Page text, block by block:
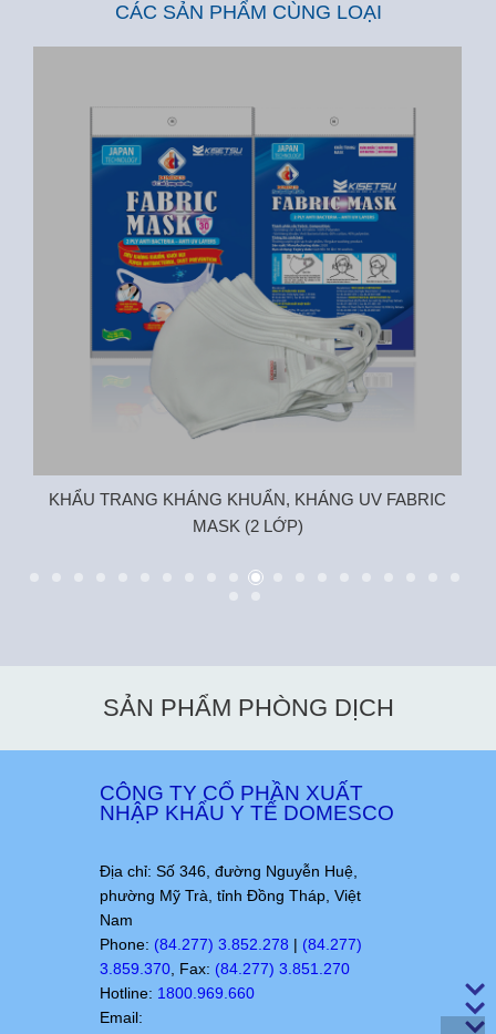
CÁC SẢN PHẨM CÙNG LOẠI
KHẨU TRANG KHÁNG KHUẨN, KHÁNG UV FABRIC
MASK (2 LỚP)
SẢN PHẨM PHÒNG DỊCH
CÔNG TY CỔ PHẦN XUẤT
NHẬP KHẨU Y TẾ DOMESCO
Địa chỉ: Số 346, đường Nguyễn Huệ,
phường Mỹ Trà, tỉnh Đồng Tháp, Việt
Nam
Phone: (84.277) 3.852.278 | (84.277)
3.859.370, Fax: (84.277) 3.851.270
Hotline: 1800.969.660
Email: